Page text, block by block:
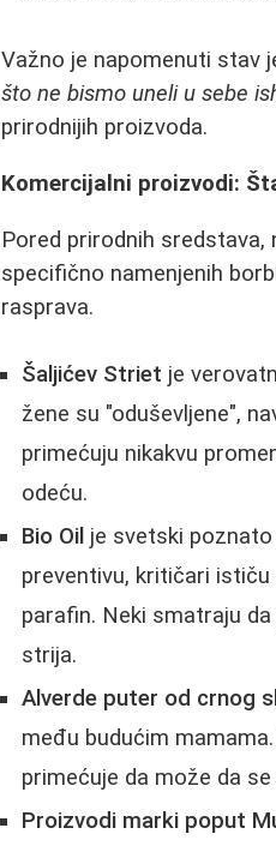
Važno je napomenuti stav
što ne bismo uneli u sebe
prirodnijih proizvoda.
Komercijalni proizvodi:
Pored prirodnih
specifično namenjenih
rasprava.
Šaljićev Striet je
žene su "oduševljene",
primećuju nikakvu
odeću.
Bio Oil je svetski
preventivu, kritičari
parafin. Neki smatraju
strija.
Alverde puter od crnog
među budućim
primećuje da može da
Proizvodi marki poput